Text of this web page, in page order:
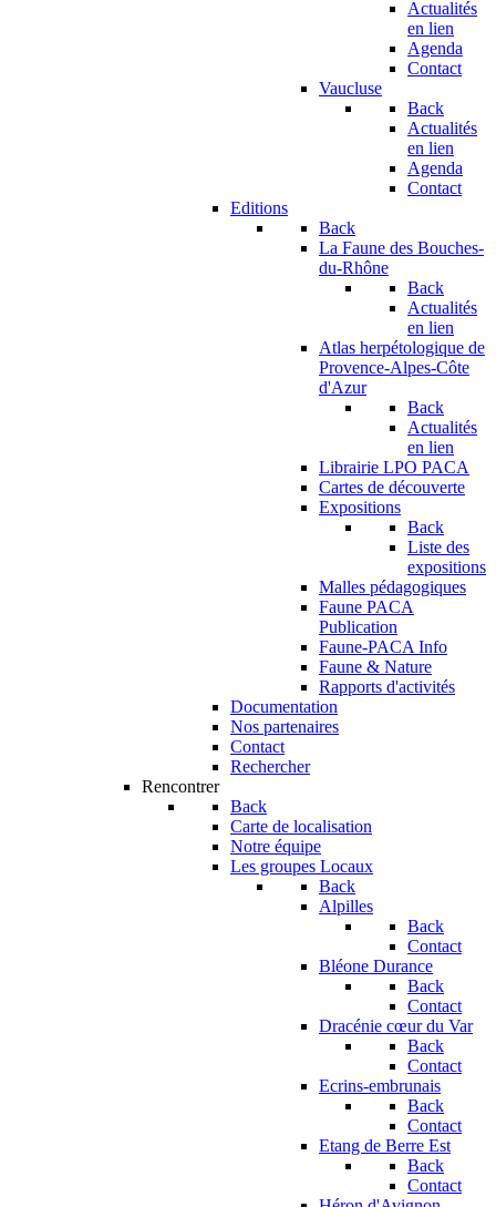
Actualités
en lien
Agenda
Contact
Vaucluse
Back
Actualités
en lien
Agenda
Contact
Editions
Back
La Faune des Bouches-
du-Rhône
Back
Actualités
en lien
Atlas herpétologique de
Provence-Alpes-Côte
d'Azur
Back
Actualités
en lien
Librairie LPO PACA
Cartes de découverte
Expositions
Back
Liste des
expositions
Malles pédagogiques
Faune PACA
Publication
Faune-PACA Info
Faune & Nature
Rapports d'activités
Documentation
Nos partenaires
Contact
Rechercher
Rencontrer
Back
Carte de localisation
Notre équipe
Les groupes Locaux
Back
Alpilles
Back
Contact
Bléone Durance
Back
Contact
Dracénie cœur du Var
Back
Contact
Ecrins-embrunais
Back
Contact
Etang de Berre Est
Back
Contact